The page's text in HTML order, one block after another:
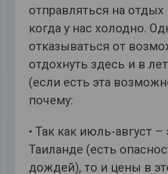
отправляться на отдых
когда у нас холодно.
отказываться от
отдохнуть здесь и в
(если есть эта
почему:
• Так как июль-август –
Таиланде (есть
дождей), то и цены в